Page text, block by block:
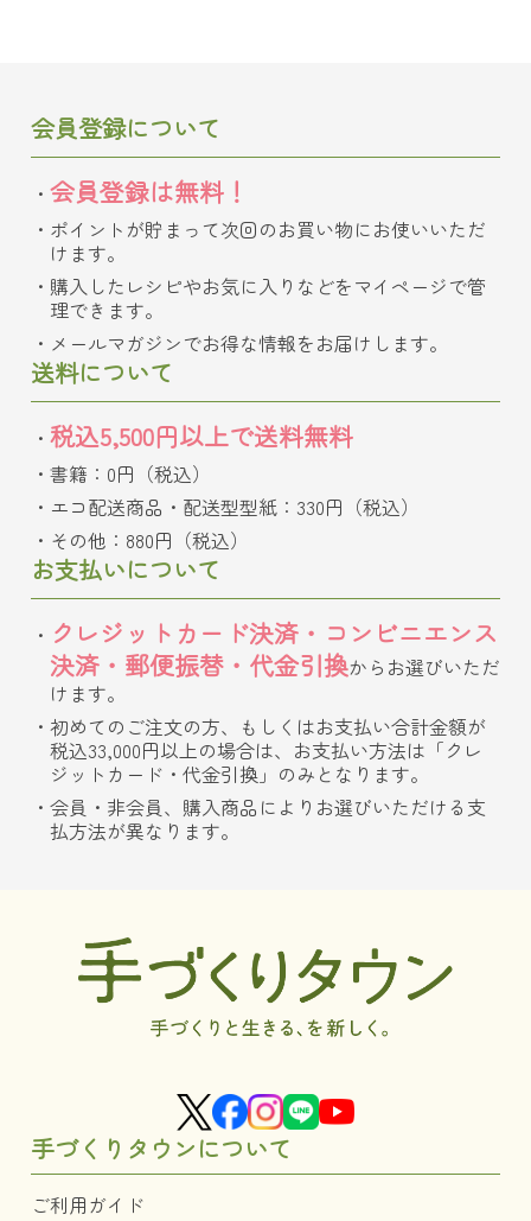
会員登録について
会員登録は無料！
ポイントが貯まって次回のお買い物にお使いいただ
けます。
購入したレシピやお気に入りなどをマイページで管
理できます。
メールマガジンでお得な情報をお届けします。
送料について
税込5,500円以上で送料無料
書籍：0円（税込）
エコ配送商品・配送型型紙：330円（税込）
その他：880円（税込）
お支払いについて
クレジットカード決済・コンビニエンス
決済・郵便振替・代金引換からお選びいただ
けます。
初めてのご注文の方、もしくはお支払い合計金額が
税込33,000円以上の場合は、お支払い方法は「クレ
ジットカード・代金引換」のみとなります。
会員・非会員、購入商品によりお選びいただける支
払方法が異なります。
手づくりタウンについて
ご利用ガイド